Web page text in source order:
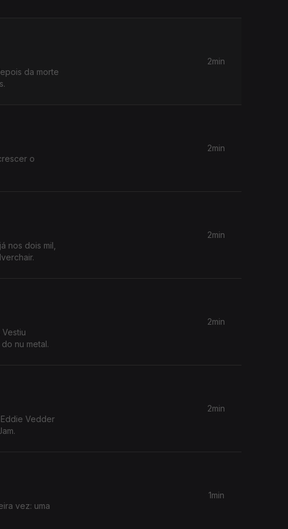
da morte
2min
o
2min
nos dois mil,
2min
nu metal.
2min
Vedder
2min
vez: uma
1min